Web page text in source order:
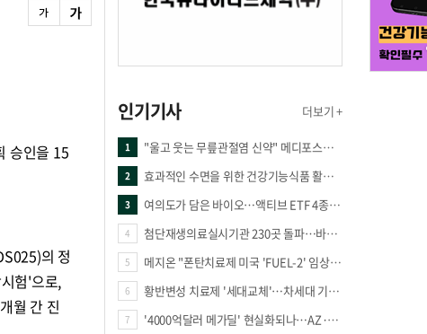
승인을 15
의 정
험'으로,
월 간 진
인기기사 더보기 +
1 "울고 웃는 무릎관절염 신약" 메디포스트·강스템·네이처셀 전진, 코오롱티슈진 반전 과제
2 효과적인 수면을 위한 건강기능식품 활용법
3 여의도가 담은 바이오…액티브 ETF 4종의 선택은
4 첨단재생의료실시기관 230곳 돌파…바이오 새 시장 꿈틀
5 메지온 "폰탄치료제 미국 'FUEL-2' 임상 프로토콜 영국 승인"
6 황반변성 치료제 '세대교체'…차세대 기전 경쟁 본격화
7 '4000억달러 메가딜' 현실화되나…AZ·BMS 합병설에 글로벌 제약업계 촉각